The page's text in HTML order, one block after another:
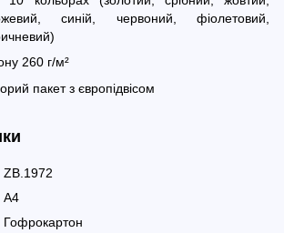
синій, червоний, фіолетовий,
260 г/м²
пакет з європідвісом
ZB.1972
А4
Гофрокартон